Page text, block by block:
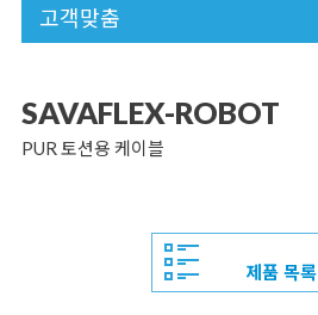
고객맞춤
SAVAFLEX-ROBOT
PUR 토션용 케이블
제품 목록